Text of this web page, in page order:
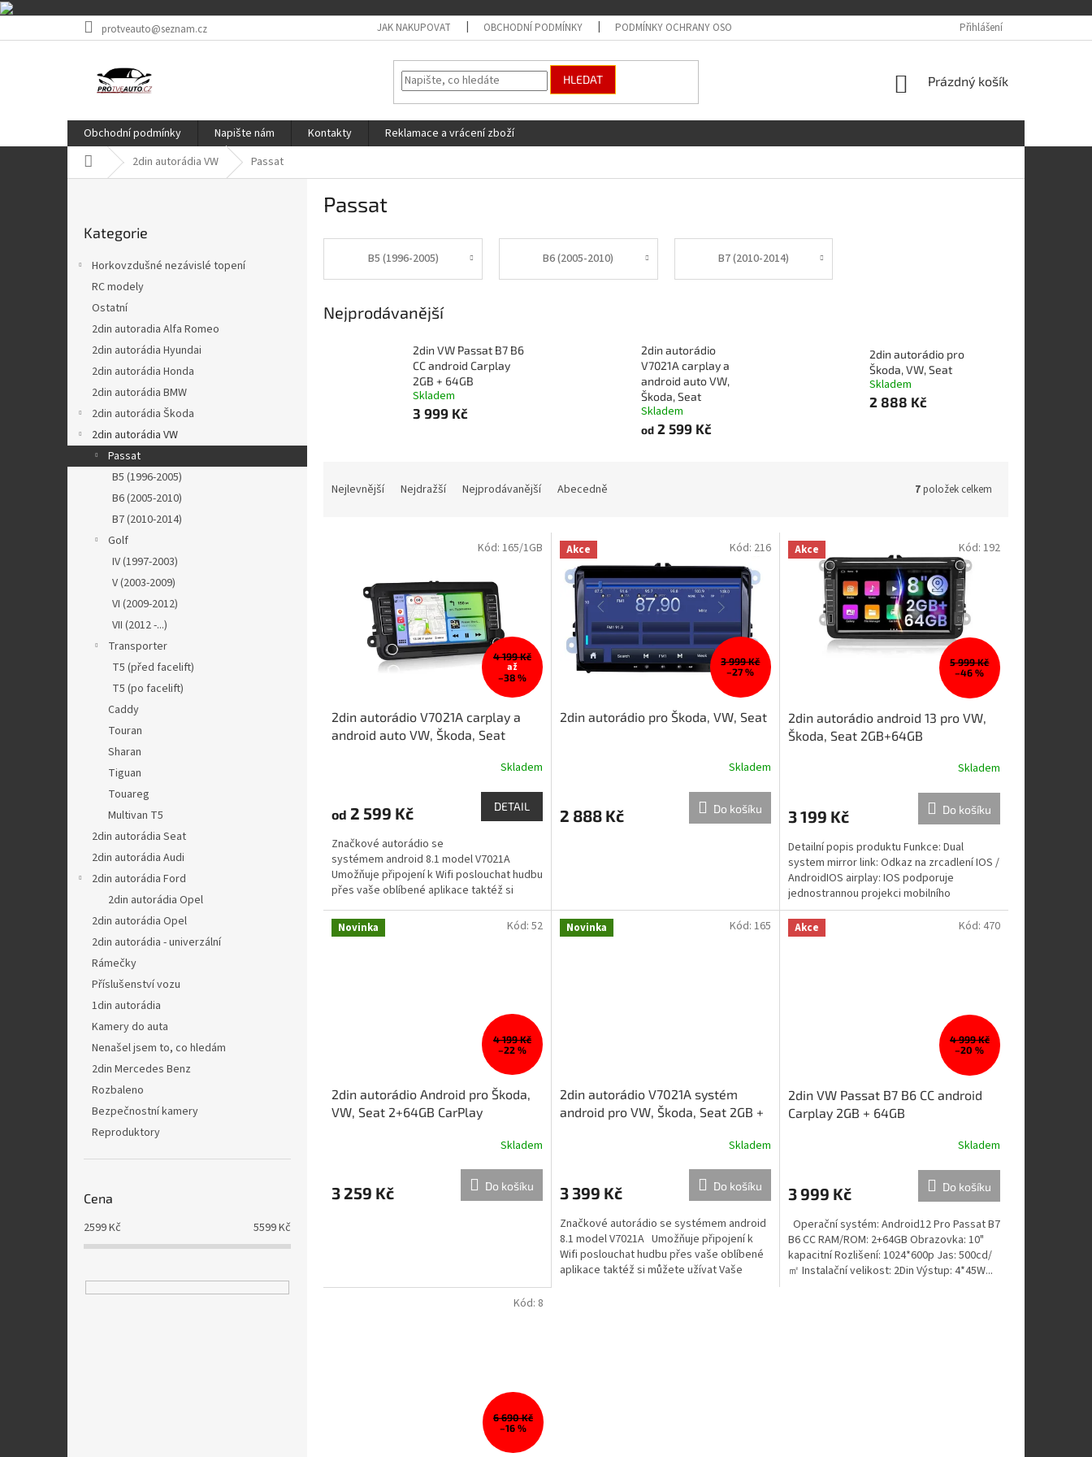
na
protveauto@seznam.cz JAK NAKUPOVAT OBCHODNÍ PODMÍNKY PODMÍNKY OCHRANY OSOBNÍCH ÚDAJŮ Přihlášení
HLEDAT
NÁKUPNÍ
Prázdný košík
Obchodní podmínky Napište nám Kontakty
Reklamace a vrácení zboží
Domů 2din autorádia VW Passat
kategorie
Kategorie
Horkovzdušné nezávislé topení
RC modely
Ostatní
2din autoradia Alfa Romeo
2din autorádia Hyundai
2din autorádia Honda
2din autorádia BMW
2din autorádia Škoda
2din autorádia VW
Passat
B5 (1996-2005)
B6 (2005-2010)
B7 (2010-2014)
Golf
IV (1997-2003)
V (2003-2009)
VI (2009-2012)
VII (2012 -...)
Transporter
T5 (před facelift)
T5 (po facelift)
Caddy
Touran
Sharan
Tiguan
Touareg
Multivan T5
2din autorádia Seat
2din autorádia Audi
2din autorádia Ford
2din autorádia Opel
2din autorádia Opel
2din autorádia - univerzální
Rámečky
Příslušenství vozu
1din autorádia
Kamery do auta
Nenašel jsem to, co hledám
2din Mercedes Benz
Rozbaleno
Bezpečnostní kamery
Reproduktory
Cena
2599Kč 5599Kč
Passat
B5 (1996-2005) B6 (2005-2010) B7 (2010-2014)
Nejprodávanější
2din VW Passat B7 B6
CC android Carplay
2GB + 64GB
Skladem
3 999 Kč
2din autorádio
V7021A carplay a
android auto VW,
Škoda, Seat
Skladem
od2 599 Kč
2din autorádio pro
Škoda, VW, Seat
Skladem
2 888 Kč
Nejlevnější Nejdražší Nejprodávanější Abecedně 7položek celkem
4 199 Kč
až
–38 %
2din autorádio V7021A carplay a
android auto VW, Škoda, Seat
Skladem
od 2 599 Kč DETAIL
Značkové autorádio se
systémem android 8.1 model V7021A
Umožňuje připojení k Wifi poslouchat hudbu
přes vaše oblíbené aplikace taktéž si
Kód: 165/1GB Akce
3 999 Kč
–27 %
2din autorádio pro Škoda, VW, Seat
Skladem
2 888 Kč Do košíku
Kód: 216 Akce
5 999 Kč
–46 %
2din autorádio android 13 pro VW,
Škoda, Seat 2GB+64GB
Skladem
3 199 Kč Do košíku
Detailní popis produktu Funkce: Dual
system mirror link: Odkaz na zrcadlení IOS /
AndroidIOS airplay: IOS podporuje
jednostrannou projekci mobilního
telefonu2Din 7 palcový...
Kód: 192
Novinka
4 199 Kč
–22 %
2din autorádio Android pro Škoda,
VW, Seat 2+64GB CarPlay
Skladem
3 259 Kč Do košíku
Kód: 52 Novinka
2din autorádio V7021A systém
android pro VW, Škoda, Seat 2GB +
Skladem
3 399 Kč Do košíku
Značkové autorádio se systémem android
8.1 model V7021A Umožňuje připojení k
Wifi poslouchat hudbu přes vaše oblíbené
aplikace taktéž si můžete užívat Vaše
Kód: 165 Akce
4 999 Kč
–20 %
2din VW Passat B7 B6 CC android
Carplay 2GB + 64GB
Skladem
3 999 Kč Do košíku
Operační systém: Android12 Pro Passat B7
B6 CC RAM/ROM: 2+64GB Obrazovka: 10"
kapacitní Rozlišení: 1024*600p Jas: 500cd/
㎡ Instalační velikost: 2Din Výstup: 4*45W...
Kód: 470
6 690 Kč
–16 %
Kód: 8